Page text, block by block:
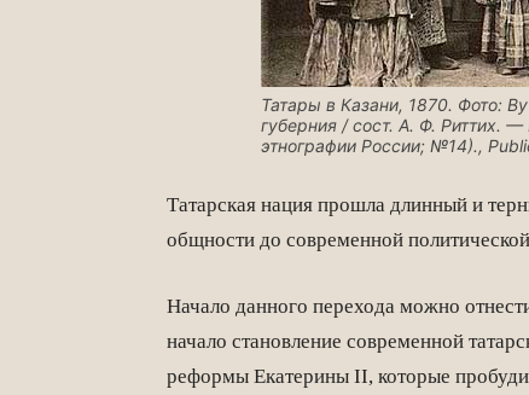
Татары в Казани, 1870. Фото:
губерния / сост. А. Ф. Риттих.
этнографии России; №14).,
Татарская нация прошла длинный и
общности до современной
Начало данного перехода можно
начало становление современной
реформы Екатерины II, которые